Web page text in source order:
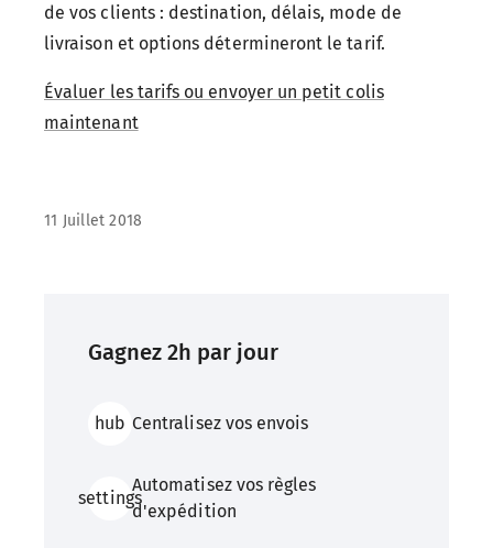
de vos clients : destination, délais, mode de
livraison et options détermineront le tarif.
Évaluer les tarifs ou envoyer un petit colis
maintenant
11 Juillet 2018
Gagnez 2h par jour
hub Centralisez vos envois
settings
Automatisez vos règles
d'expédition